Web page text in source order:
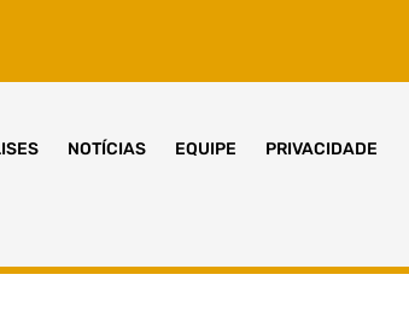
NOTÍCIAS EQUIPE PRIVACIDADE